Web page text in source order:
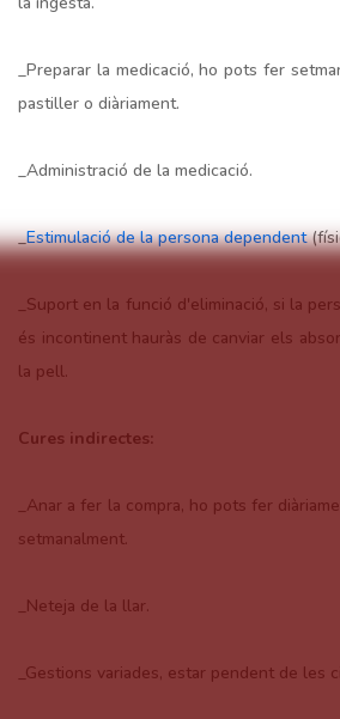
_Preparar la medicació, ho pots fer
pastiller o diàriament.
_Administració de la medicació.
_Estimulació de la persona dependent
_Suport en la funció d'eliminació, si la
és incontinent hauràs de canviar els
la pell.
Cures indirectes:
_Anar a fer la compra, ho pots fer
setmanalment.
_Neteja de la llar.
_Gestions variades, estar pendent de les